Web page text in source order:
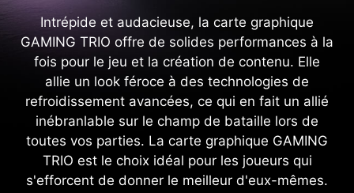
Intrépide et audacieuse, la carte graphique
GAMING TRIO offre de solides performances à la
fois pour le jeu et la création de contenu. Elle
allie un look féroce à des technologies de
refroidissement avancées, ce qui en fait un allié
inébranlable sur le champ de bataille lors de
toutes vos parties. La carte graphique GAMING
TRIO est le choix idéal pour les joueurs qui
s'efforcent de donner le meilleur d'eux-mêmes.